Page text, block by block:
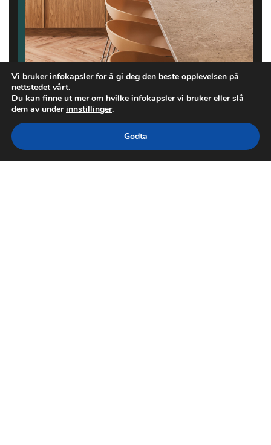
Vi bruker infokapsler for å gi deg den beste opplevelsen på
nettstedet vårt.
Du kan finne ut mer om hvilke infokapsler vi bruker eller slå
dem av underinnstillinger.
Godta